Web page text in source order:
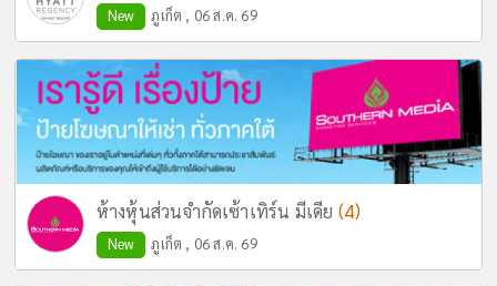
New ภูเก็ต , 06 ส.ค. 69
ห้างหุ้นส่วนจำกัดเซ้าเทิร์น มีเดีย (4)
New ภูเก็ต , 06 ส.ค. 69